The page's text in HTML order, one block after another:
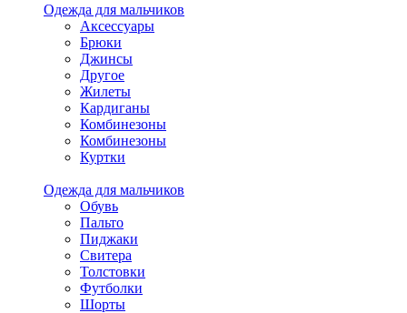
Одежда для мальчиков
Аксессуары
Брюки
Джинсы
Другое
Жилеты
Кардиганы
Комбинезоны
Комбинезоны
Куртки
Одежда для мальчиков
Обувь
Пальто
Пиджаки
Свитера
Толстовки
Футболки
Шорты